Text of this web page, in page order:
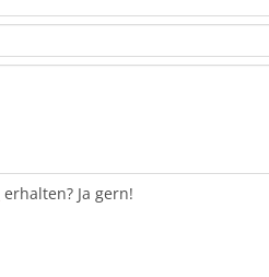
erhalten? Ja gern!